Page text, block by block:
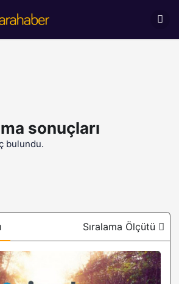
sonuçları
bulundu.
Sıralama Ölçütü